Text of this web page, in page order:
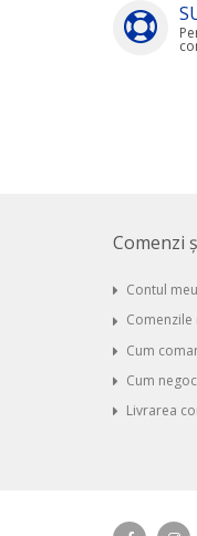
Comenzi
Contul
Comenzile
Cum
Cum
Livrarea